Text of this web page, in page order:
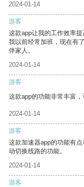
2024-01-14
游客
这款app让我的工作效率
我以前经常加班，现在有
伴家人。
2024-01-14
游客
这款app的功能非常丰富，
2024-01-14
游客
这款加速器app的功能有
动切换线路的功能。
2024-01-14
游客